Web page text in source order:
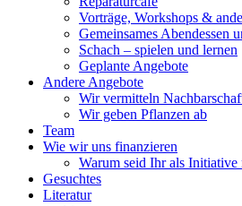
Vorträge, Workshops &
Gemeinsames Abendessen
Schach – spielen und lernen
Geplante Angebote
Andere Angebote
Wir vermitteln
Wir geben Pflanzen ab
Team
Wie wir uns finanzieren
Warum seid Ihr als Initiative
Gesuchtes
Literatur